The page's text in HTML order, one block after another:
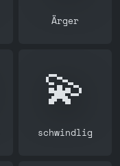
Ärger
💫
schwindlig